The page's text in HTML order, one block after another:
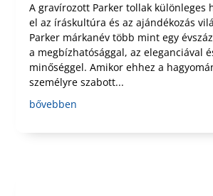
A gravírozott Parker tollak különleges
el az íráskultúra és az ajándékozás
Parker márkanév több mint egy
a megbízhatósággal, az eleganciával
minőséggel. Amikor ehhez a
személyre szabott...
bővebben